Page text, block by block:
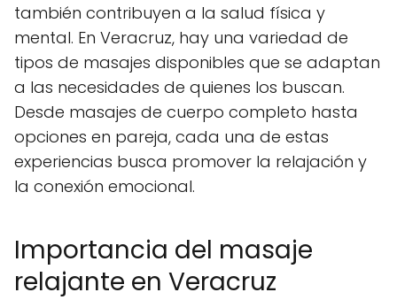
también contribuyen a la salud física y
mental. En Veracruz, hay una variedad de
tipos de masajes disponibles que se adaptan
a las necesidades de quienes los buscan.
Desde masajes de cuerpo completo hasta
opciones en pareja, cada una de estas
experiencias busca promover la relajación y
la conexión emocional.
Importancia del masaje
relajante en Veracruz